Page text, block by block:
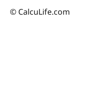
© CalcuLife.com